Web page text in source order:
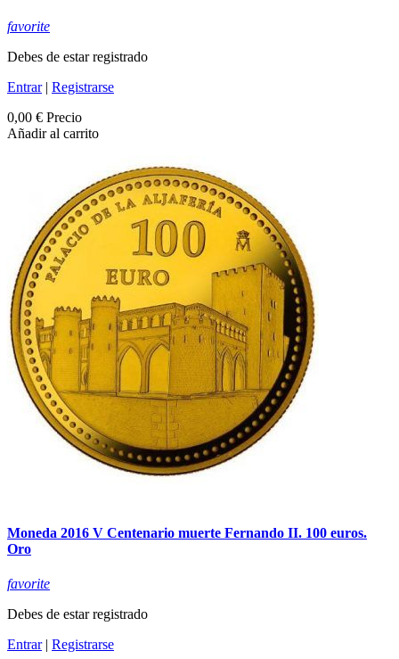
favorite
Debes de estar registrado
Entrar| Registrarse
0,00 € Precio
Añadir al carrito
Moneda 2016 V Centenario muerte Fernando II. 100 euros.
Oro
favorite
Debes de estar registrado
Entrar| Registrarse